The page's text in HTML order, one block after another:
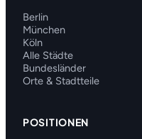
Berlin
München
Köln
Alle Städte
Bundesländer
Orte & Stadtteile
POSITIONEN